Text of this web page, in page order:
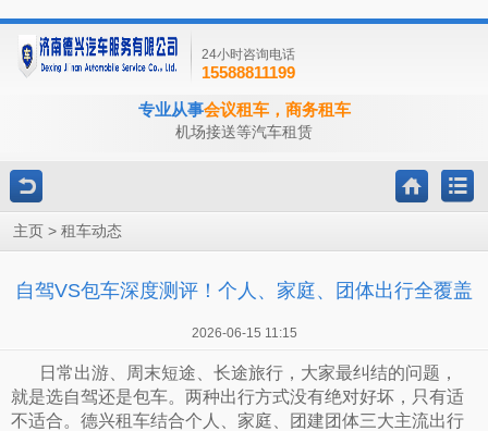
24小时咨询电话
15588811199
专业从事会议租车，商务租车
机场接送等汽车租赁
主页 > 租车动态
自驾VS包车深度测评！个人、家庭、团体出行全覆盖
2026-06-15 11:15
日常出游、周末短途、长途旅行，大家最纠结的问题，
就是选自驾还是包车。两种出行方式没有绝对好坏，只有适
不适合。德兴租车结合个人、家庭、团建团体三大主流出行